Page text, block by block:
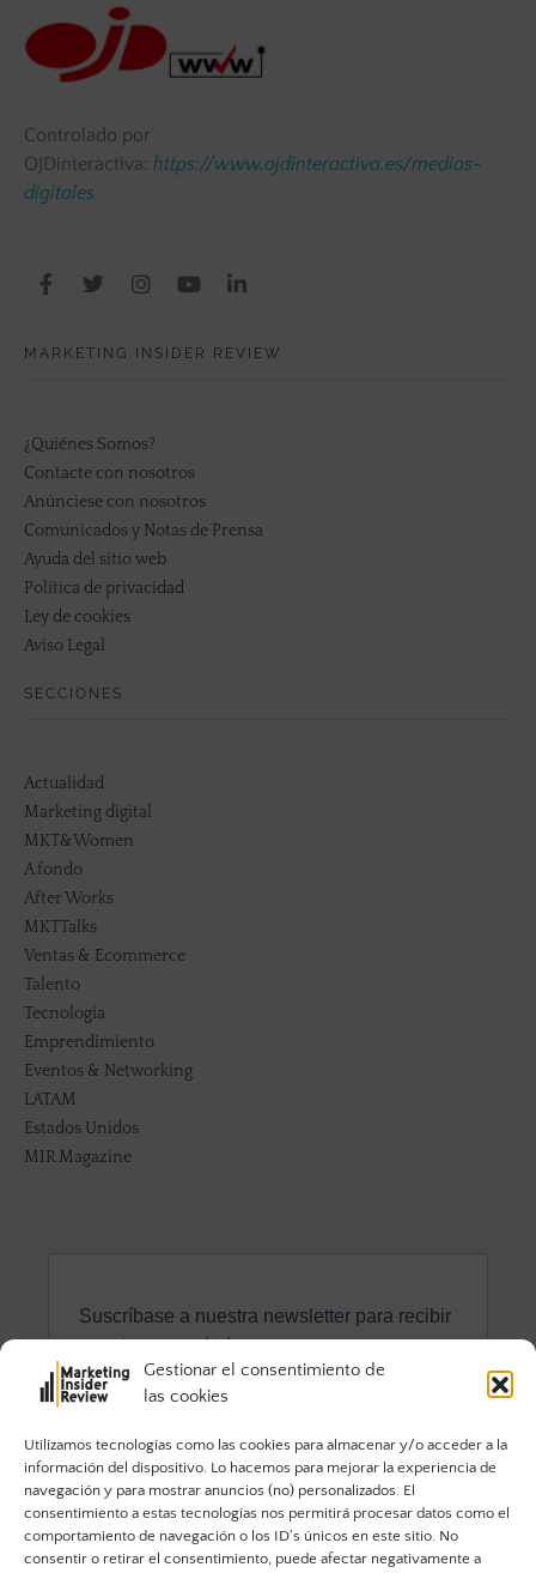
Gestionar el consentimiento de
las cookies
Utilizamos tecnologías como las cookies para almacenar y/o acceder a la
información del dispositivo. Lo hacemos para mejorar la experiencia de
navegación y para mostrar anuncios (no) personalizados. El
consentimiento a estas tecnologías nos permitirá procesar datos como el
comportamiento de navegación o los ID's únicos en este sitio. No
consentir o retirar el consentimiento, puede afectar negativamente a
Controlado por
OJDinteractiva: https://www.ojdinteractiva.es/medios-
digitales
MARKETING INSIDER REVIEW
¿Quiénes Somos?
Contacte con nosotros
Anúnciese con nosotros
Comunicados y Notas de Prensa
Ayuda del sitio web
Política de privacidad
Ley de cookies
Aviso Legal
SECCIONES
Actualidad
Marketing digital
MKT&Women
A fondo
After Works
MKTTalks
Ventas & Ecommerce
Talento
Tecnología
Emprendimiento
Eventos & Networking
LATAM
Estados Unidos
MIR Magazine